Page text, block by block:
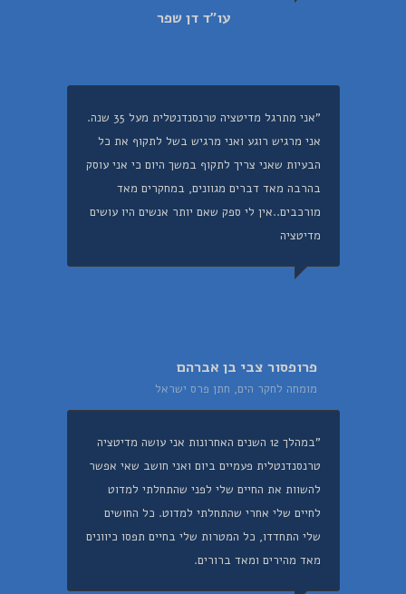
עו"ד דן שפר
"אני מתרגל מדיטציה טרנסנדנטלית מעל 35 שנה.
אני מרגיש רוגע ואני מרגיש בשל לתקוף את כל
הבעיות שאני צריך לתקוף במשך היום כי אני עוסק
בהרבה מאד דברים מגוונים, במחקרים מאד
מורכבים..אין לי ספק שאם יותר אנשים היו עושים
מדיטציה
פרופסור צבי בן אברהם
מומחה לחקר הים, חתן פרס ישראל
"במהלך 12 השנים האחרונות אני עושה מדיטציה
טרנסנדנטלית פעמיים ביום ואני חושב שאי אפשר
להשוות את החיים שלי לפני שהתחלתי למדוט
לחיים שלי אחרי שהתחלתי למדוט. כל החושים
שלי התחדדו, כל המטרות שלי בחיים תפסו כיוונים
מאד מהירים ומאד ברורים.